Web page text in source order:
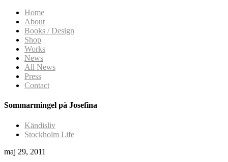
Home
About
Books / Design
Shop
Works
News
All News
Press
Contact
Sommarmingel på Josefina
Kändisliv
Stockholm Life
maj 29, 2011